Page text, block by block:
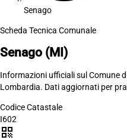
Senago
Scheda Tecnica Comunale
Senago (MI)
Informazioni ufficiali sul Comune
Lombardia. Dati aggiornati per
Codice Catastale
I602
qr_code